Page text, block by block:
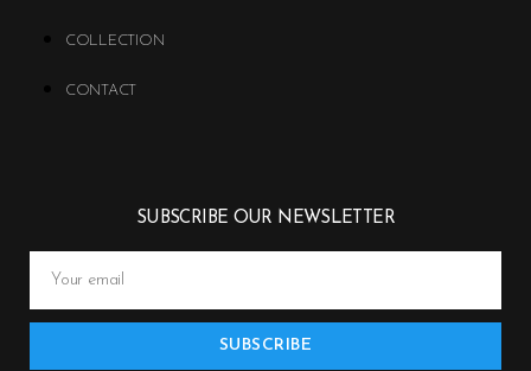
COLLECTION
CONTACT
SUBSCRIBE OUR NEWSLETTER
SUBSCRIBE